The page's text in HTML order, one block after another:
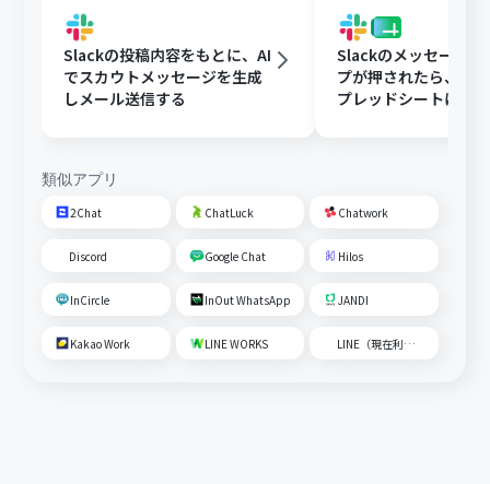
Slackの投稿内容をもとに、AI
でスカウトメッセージを生成
しメール送信する
Slackのメッセージに
プが押されたら、
プレッドシートにメ
類似アプリ
2Chat ChatLuck Chatwork
Discord Google Chat Hilos
InCircle InOut WhatsApp JANDI
Kakao Work LINE WORKS LINE（現在利用不可）